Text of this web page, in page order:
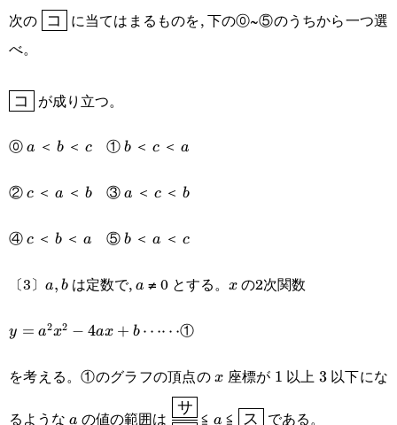
次の \boxed{\text{コ}}
コ
に当てはまるものを, 下の⓪~⑤のうちから一つ選
べ。
\boxed{\text{コ}}
コ が成り立つ。
⓪a
a ＜ b
b ＜ c
c ①b
b ＜ c
c ＜ a
a
②c
c ＜ a
a ＜ b
b ③a
a ＜ c
c ＜ b
b
④c
c ＜ b
b ＜ a
a ⑤b
b ＜ a
a ＜ c
c
〔3〕 a,b
a, bは定数で,a
a ≠ 0 とする。 x
xの2次関数
y=a^2x^2-
y = a2x2 − 4ax + b ⋯⋯①
を考える。①のグラフの頂点のx
x 座標が 1
1 以上 3
3以下にな
るような a の値の範囲は
\cfrac{\boxed{\text{サ}}}
サ
≦a ≦ \boxed{\text{ス}}
ス である。